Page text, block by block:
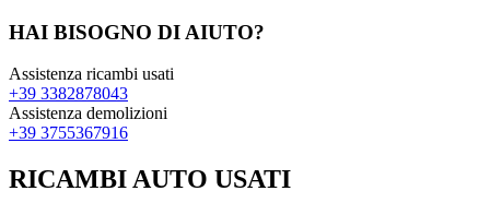
HAI BISOGNO DI AIUTO?
Assistenza ricambi usati
+39 3382878043
Assistenza demolizioni
+39 3755367916
RICAMBI AUTO USATI